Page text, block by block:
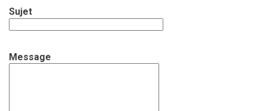
Sujet
Message